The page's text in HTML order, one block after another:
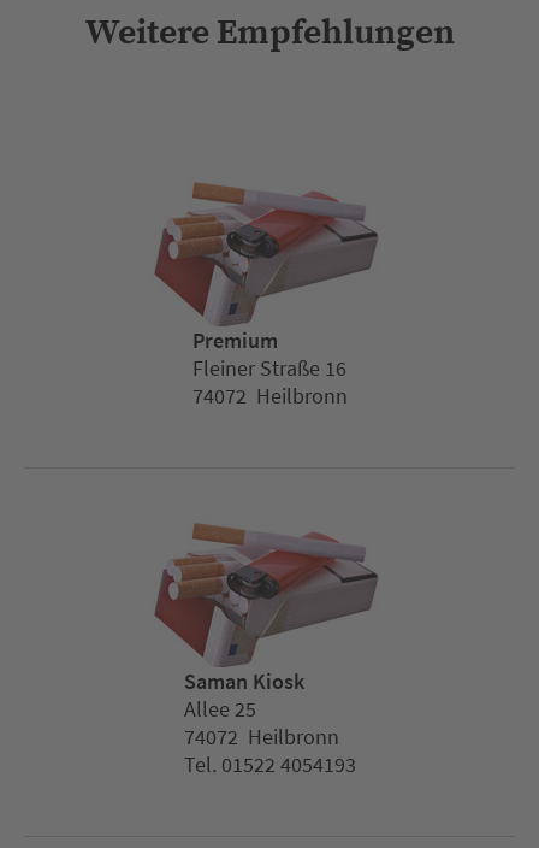
Weitere Empfehlungen
Premium
Fleiner Straße 16
74072 Heilbronn
Saman Kiosk
Allee 25
74072 Heilbronn
Tel. 01522 4054193